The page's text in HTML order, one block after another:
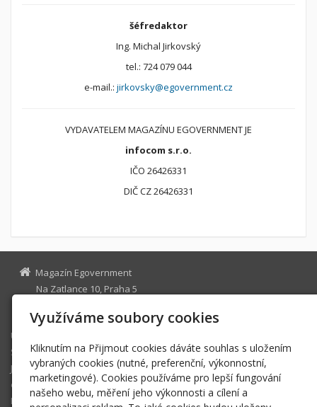
šéfredaktor
Ing. Michal Jirkovský
tel.: 724 079 044
e-mail.: jirkovsky@egovernment.cz
VYDAVATELEM MAGAZÍNU EGOVERNMENT JE
infocom s.r.o.
IČO 26426331
DIČ CZ 26426331
Magazín Egovernment
Na Zatlance 10, Praha 5
egovernment@egovernment.cz
Úvodní stránka
STUDIO
JIHLAVA
eOSOBNOST
ROK INFORMATIKY
Využíváme soubory cookies
Kliknutím na Přijmout cookies dáváte souhlas s uložením
vybraných cookies (nutné, preferenční, výkonnostní,
marketingové). Cookies používáme pro lepší fungování
našeho webu, měření jeho výkonnosti a cílení a